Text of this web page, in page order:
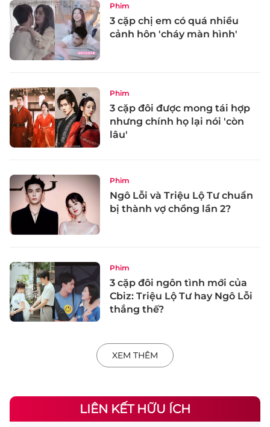
Phim
3 cặp chị em có quá nhiều
cảnh hôn 'cháy màn hình'
Phim
3 cặp đôi được mong tái hợp
nhưng chính họ lại nói 'còn
lâu'
Phim
Ngô Lỗi và Triệu Lộ Tư chuẩn
bị thành vợ chồng lần 2?
Phim
3 cặp đôi ngôn tình mới của
Cbiz: Triệu Lộ Tư hay Ngô Lỗi
thắng thế?
XEM THÊM
LIÊN KẾT HỮU ÍCH